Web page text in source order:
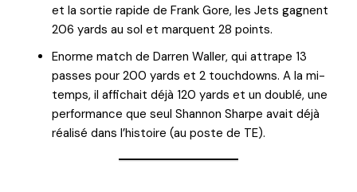
et la sortie rapide de Frank Gore, les Jets gagnent
206 yards au sol et marquent 28 points.
Enorme match de Darren Waller, qui attrape 13
passes pour 200 yards et 2 touchdowns. A la mi-
temps, il affichait déjà 120 yards et un doublé, une
performance que seul Shannon Sharpe avait déjà
réalisé dans l’histoire (au poste de TE).